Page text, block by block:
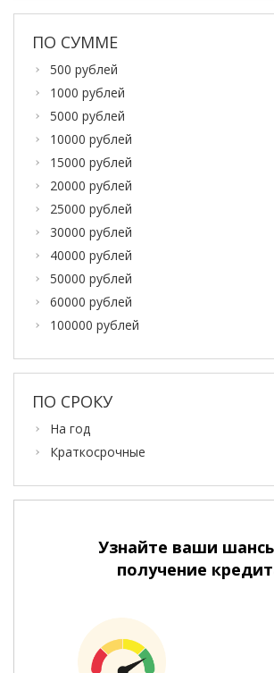
ПО СУММЕ
500 рублей
1000 рублей
5000 рублей
10000 рублей
15000 рублей
20000 рублей
25000 рублей
30000 рублей
40000 рублей
50000 рублей
60000 рублей
100000 рублей
ПО СРОКУ
На год
Краткосрочные
Узнайте ваши
получение